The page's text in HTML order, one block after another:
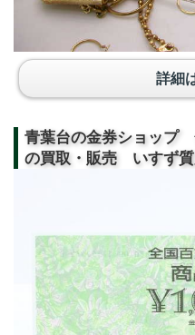
詳細
青葉台の金券ショップ
の買取・販売 いすず